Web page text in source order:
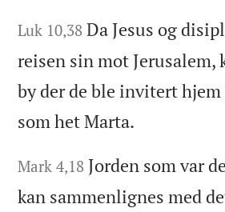
Luk 10,38 Da Jesus og
reisen sin mot Jerusalem,
by der de ble invitert
som het Marta.
Mark 4,18 Jorden som var
kan sammenlignes med